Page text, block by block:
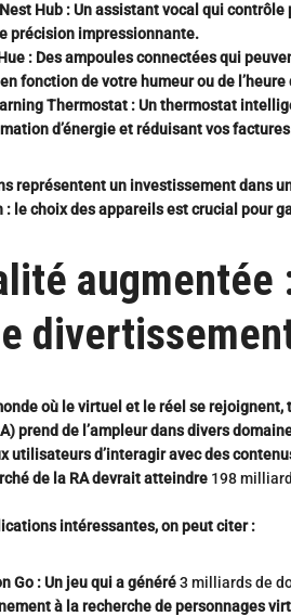
Hub : Un assistant vocal qui contrôle
précision impressionnante.
: Des ampoules connectées qui
fonction de votre humeur ou de
Thermostat : Un thermostat
d’énergie et réduisant vos
représentent un investissement dans
le choix des appareils est crucial pour
augmentée
où le virtuel et le réel se
prend de l’ampleur dans divers
utilisateurs d’interagir avec des
de la RA devrait atteindre 198
intéressantes, on peut citer :
Go : Un jeu qui a généré3 milliards de
à la recherche de personnages
a
r